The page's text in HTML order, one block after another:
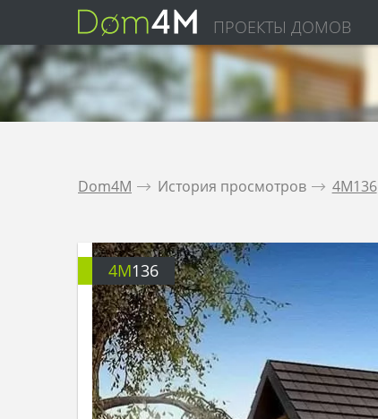
ПРОЕКТЫ ДОМОВ
Dom4M . История просмотров . 4M136
4M136